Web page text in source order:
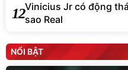
12Vinicius Jr có động
sao Real
NỔI BẬT